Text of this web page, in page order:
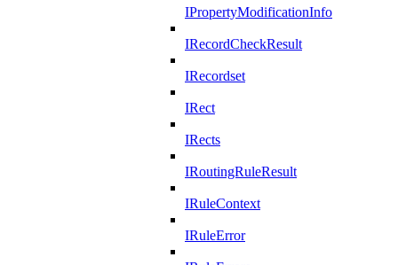
IPropertyModificationInfo
IRecordCheckResult
IRecordset
IRect
IRects
IRoutingRuleResult
IRuleContext
IRuleError